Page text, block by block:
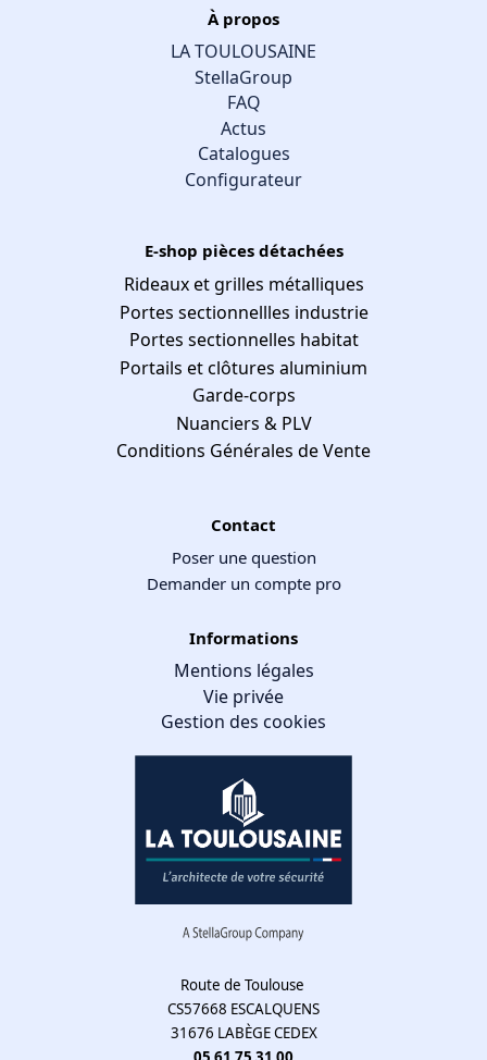
À propos
LA TOULOUSAINE
StellaGroup
FAQ
Actus
Catalogues
Configurateur
E-shop pièces détachées
Rideaux et grilles métalliques
Portes sectionnellles industrie
Portes sectionnelles habitat
Portails et clôtures aluminium
Garde-corps
Nuanciers & PLV
Conditions Générales de Vente
Contact
Poser une question
Demander un compte pro
Informations
Mentions légales
Vie privée
Gestion des cookies
Route de Toulouse
CS57668 ESCALQUENS
31676 LABÈGE CEDEX
Gestion des cookies
Nous utilisons des cookies qui facilitent l'utilisation du site,
améliorent la performance et la sécurité du site internet.
Faites-nous part de vos préférences de cookies pour chaque
À quoi servent ces cookies :
Cookies obligatoires